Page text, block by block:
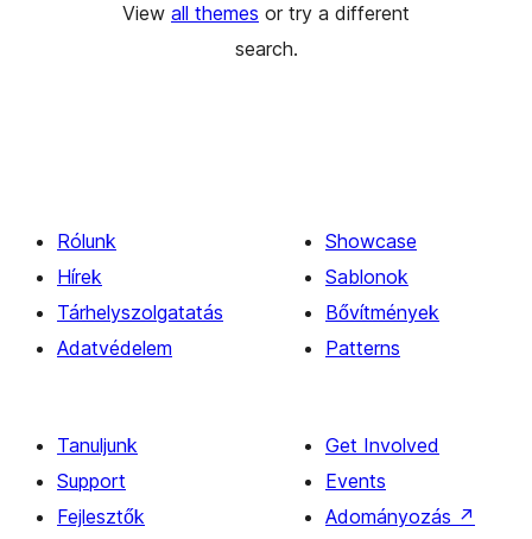
View all themes or try a different
search.
Rólunk
Hírek
Tárhelyszolgatatás
Adatvédelem
Showcase
Sablonok
Bővítmények
Patterns
Tanuljunk
Support
Fejlesztők
Get Involved
Events
Adományozás ↗